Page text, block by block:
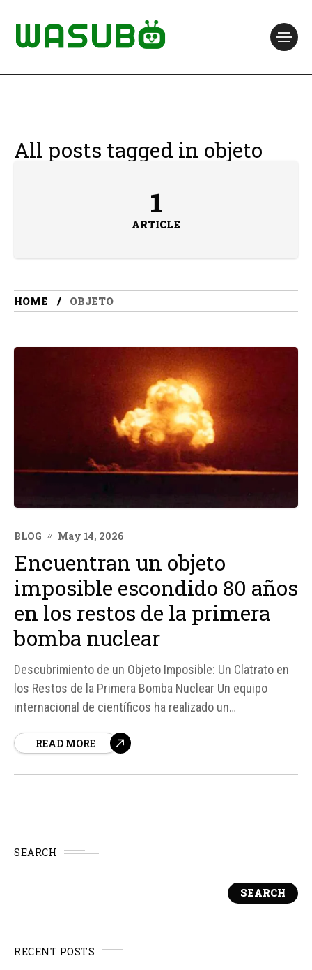
All posts tagged in objeto
1
ARTICLE
HOME OBJETO
BLOG May 14, 2026
Encuentran un objeto
imposible escondido 80 años
en los restos de la primera
bomba nuclear
Descubrimiento de un Objeto Imposible: Un Clatrato en
los Restos de la Primera Bomba Nuclear Un equipo
internacional de científicos ha realizado un
prueba Trinity, la primera detonación nuclear de la
READ MORE
SEARCH
SEARCH
RECENT POSTS